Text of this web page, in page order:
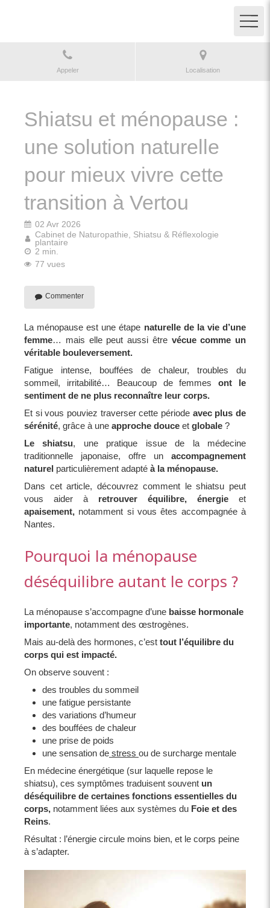
Appeler Localisation
Shiatsu et ménopause :
une solution naturelle
pour mieux vivre cette
transition à Vertou
02 Avr 2026
Cabinet de Naturopathie, Shiatsu & Réflexologie
plantaire
2 min.
77 vues
Commenter
La ménopause est une étape naturelle de la vie d’une
femme… mais elle peut aussi être vécue comme un
véritable bouleversement.
Fatigue intense, bouffées de chaleur, troubles du
sommeil, irritabilité… Beaucoup de femmesont le
sentiment de ne plus reconnaître leur corps.
Et si vous pouviez traverser cette période avec plus de
sérénité, grâce à une approche douce et globale ?
Le shiatsu, une pratique issue de la médecine
traditionnelle japonaise, offre un accompagnement
naturel particulièrement adapté à la ménopause.
Dans cet article, découvrez comment le shiatsu peut
vous aider à retrouver équilibre, énergie et
apaisement, notamment si vous êtes accompagnée à
Nantes.
Pourquoi la ménopause
déséquilibre autant le corps ?
La ménopause s’accompagne d’une baisse hormonale
importante, notamment des œstrogènes.
Mais au-delà des hormones, c’est tout l’équilibre du
corps qui est impacté.
On observe souvent :
des troubles du sommeil
une fatigue persistante
des variations d’humeur
des bouffées de chaleur
une prise de poids
une sensation de stress ou de surcharge mentale
En médecine énergétique (sur laquelle repose le
shiatsu), ces symptômes traduisent souvent un
déséquilibre de certaines fonctions essentielles du
corps, notamment liées aux systèmes du Foie et des
Reins.
Résultat : l’énergie circule moins bien, et le corps peine
à s’adapter.